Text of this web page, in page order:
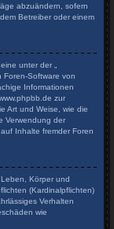
abzuändern, sofern
Betreiber oder einem
unter der „
Foren-Software von
Informationen
zur
Art und Weise, wie die
Verwendung der
Inhalte fremder Foren
Körper und
(Kardinalpflichten)
Verhalten
wie